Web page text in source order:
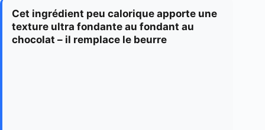
Cet ingrédient peu calorique apporte une
texture ultra fondante au fondant au
chocolat – il remplace le beurre